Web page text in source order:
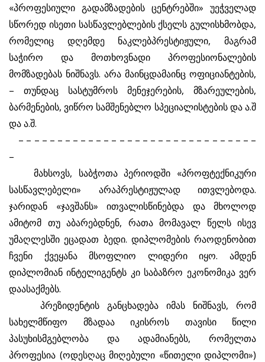
«პროფესიული გადამზადების ცენტრებში» უეჭველად
სწორედ ისეთი სასწავლებლების ქსელს გულისხმობდა,
რომელიც დღემდე ნაკლებპრესტიჟული, მაგრამ
საჭირო და მოთხოვნადი პროფესიონალების
მომზადებას ნიშნავს. არა მაინცდამაინც ოფიციანტების,
– თუნდაც სასტუმროს მენეჯერების, მზარეულების,
ბარმენების, ვიწრო სამშენებლო სპეციალისტების და ა.შ
და ა.შ.
– – – – – – – – – – – – – – – – – – – – – – – – – – – – – – –
–
მახსოვს, საბჭოთა პერიოდში «პროფტექნიკური
სასწავლებელი» არაპრესტიჟულად ითვლებოდა.
ჯარიდან «ჯავშანს» ითვალისწინებდა და მხოლოდ
ამიტომ თუ აბარებდნენ, რათა მომავალ წელს ისევ
უმაღლესში ეცადათ ბედი. დიპლომების რაოდენობით
ჩვენი ქვეყანა მსოფლიო ლიდერი იყო. ამდენ
დიპლომიან ინტელიგენტს კი საბაზრო ეკონომიკა ვერ
დაასაქმებს.
პრეზიდენტის განცხადება იმას ნიშნავს, რომ
სახელმწიფო მზადაა იკისროს თავისი წილი
პასუხისმგებლობა და ადამიანებს, რომელთა
პროფესია (ოდესღაც მიღებული «წითელი დიპლომი»)